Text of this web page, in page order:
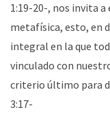
1:19-20-, nos invita
metafísica, esto, en
integral en la que
vinculado con
criterio último para
3:17-